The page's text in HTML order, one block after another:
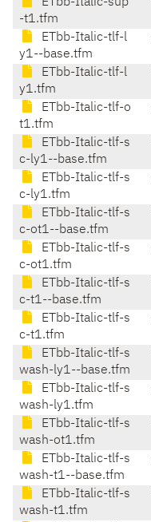
-t1.tfm
ETbb-Italic-tlf-l
y1--base.tfm
ETbb-Italic-tlf-l
y1.tfm
ETbb-Italic-tlf-o
t1.tfm
ETbb-Italic-tlf-s
c-ly1--base.tfm
ETbb-Italic-tlf-s
c-ly1.tfm
ETbb-Italic-tlf-s
c-ot1--base.tfm
ETbb-Italic-tlf-s
c-ot1.tfm
ETbb-Italic-tlf-s
c-t1--base.tfm
ETbb-Italic-tlf-s
c-t1.tfm
ETbb-Italic-tlf-s
wash-ly1--base.tfm
ETbb-Italic-tlf-s
wash-ly1.tfm
ETbb-Italic-tlf-s
wash-ot1.tfm
ETbb-Italic-tlf-s
wash-t1--base.tfm
ETbb-Italic-tlf-s
wash-t1.tfm